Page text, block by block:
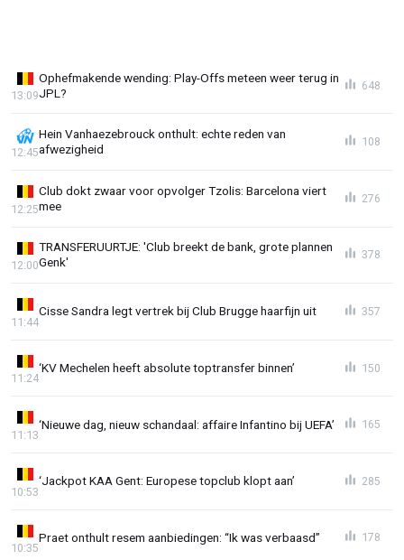
Ophefmakende wending: Play-Offs meteen weer terug in
JPL?
13:09
648
Hein Vanhaezebrouck onthult: echte reden van
afwezigheid
12:45
108
Club dokt zwaar voor opvolger Tzolis: Barcelona viert
mee
12:25
276
TRANSFERUURTJE: 'Club breekt de bank, grote plannen
Genk'
12:00
378
Cisse Sandra legt vertrek bij Club Brugge haarfijn uit
11:44
357
‘KV Mechelen heeft absolute toptransfer binnen’
11:24
150
‘Nieuwe dag, nieuw schandaal: affaire Infantino bij UEFA’
11:13
165
‘Jackpot KAA Gent: Europese topclub klopt aan’
10:53
285
Praet onthult resem aanbiedingen: “Ik was verbaasd”
10:35
178